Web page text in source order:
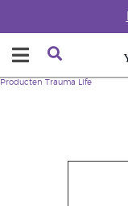
Producten Trauma Life